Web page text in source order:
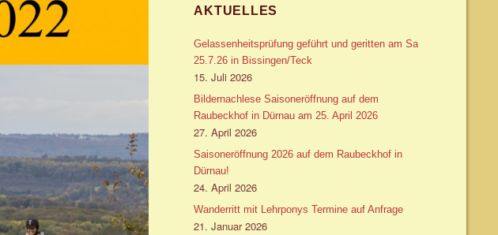
AKTUELLES
Gelassenheitsprüfung geführt und geritten am Sa
25.7.26 in Bissingen/Teck
15. Juli 2026
Bildernachlese Saisoneröffnung auf dem
Raubeckhof in Dürnau am 25. April 2026
27. April 2026
Saisoneröffnung 2026 auf dem Raubeckhof in
Dürnau!
24. April 2026
Wanderritt mit Lehrponys Termine auf Anfrage
21. Januar 2026